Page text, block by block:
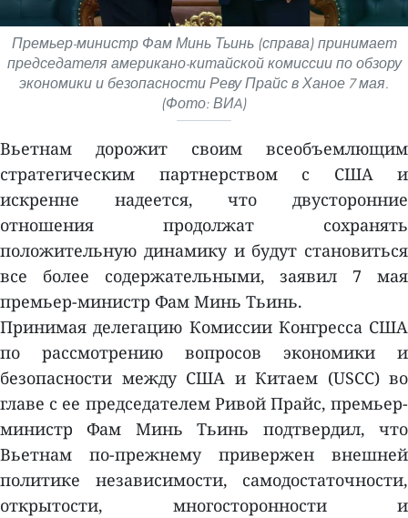
Премьер-министр Фам Минь Тьинь (справа) принимает
председателя американо-китайской комиссии по обзору
экономики и безопасности Реву Прайс в Ханое 7 мая.
(Фото: ВИA)
Вьетнам дорожит своим всеобъемлющим
стратегическим партнерством с США и
искренне надеется, что двусторонние
отношения продолжат сохранять
положительную динамику и будут становиться
все более содержательными, заявил 7 мая
премьер-министр Фам Минь Тьинь.
Принимая делегацию Комиссии Конгресса США
по рассмотрению вопросов экономики и
безопасности между США и Китаем (USCC) во
главе с ее председателем Ривой Прайс, премьер-
министр Фам Минь Тьинь подтвердил, что
Вьетнам по-прежнему привержен внешней
политике независимости, самодостаточности,
открытости, многосторонности и